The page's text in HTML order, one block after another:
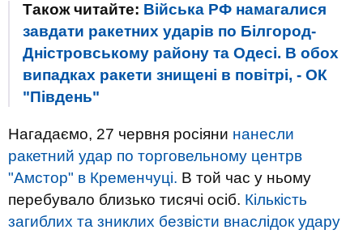
Також читайте: Війська РФ намагалися
завдати ракетних ударів по Білгород-
Дністровському району та Одесі. В обох
випадках ракети знищені в повітрі, - ОК
"Південь"
Нагадаємо, 27 червня росіяни нанесли
ракетний удар по торговельному центрв
"Амстор" в Кременчуці. В той час у ньому
перебувало близько тисячі осіб. Кількість
загиблих та зниклих безвісти внаслідок удару